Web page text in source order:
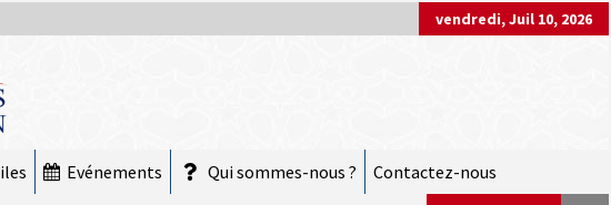
vendredi, Juil 10, 2026
Evénements Qui sommes-nous ? Contactez-nous